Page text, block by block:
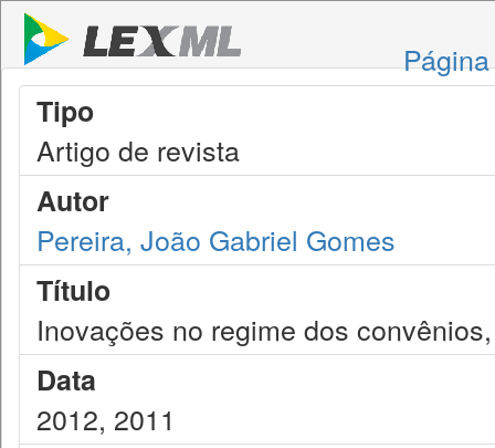
Tipo
Artigo de revista
Autor
Pereira, João Gabriel Gomes
Título
Inovações no regime dos
Data
2012, 2011